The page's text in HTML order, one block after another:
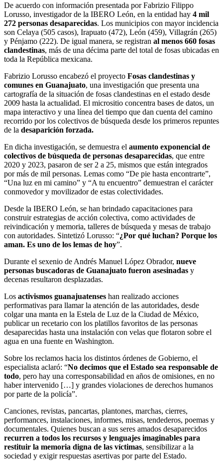
De acuerdo con información presentada por Fabrizio Filippo
Lorusso, investigador de la IBERO León, en la entidad hay 4 mil
272 personas desaparecidas. Los municipios con mayor incidencia
son Celaya (505 casos), Irapuato (472), León (459), Villagrán (265)
y Pénjamo (222). De igual manera, se registran al menos 660 fosas
clandestinas, más de una décima parte del total de fosas ubicadas en
toda la República mexicana.
Fabrizio Lorusso encabezó el proyecto Fosas clandestinas y
comunes en Guanajuato, una investigación que presenta una
cartografía de la situación de fosas clandestinas en el estado desde
2009 hasta la actualidad. El micrositio concentra bases de datos, un
mapa interactivo y una línea del tiempo que dan cuenta del camino
recorrido por los colectivos de búsqueda desde los primeros repuntes
de la desaparición forzada.
En dicha investigación, se demuestra el aumento exponencial de
colectivos de búsqueda de personas desaparecidas, que entre
2020 y 2023, pasaron de ser 2 a 25, mismos que están integrados
por más de mil personas. Lemas como “De pie hasta encontrarte”,
“Una luz en mi camino” y “A tu encuentro” demuestran el carácter
conmovedor y movilizador de estas colectividades.
Desde la IBERO León, se han brindado capacitaciones para
construir estrategias de acción colectiva, como actividades de
reivindicación y memoria, talleres de búsqueda y mesas de trabajo
con autoridades. Sintetizó Lorusso: “¿Por qué luchan? Porque los
aman. Es uno de los lemas de hoy”.
Durante el sexenio de Andrés Manuel López Obrador, nueve
personas buscadoras de Guanajuato fueron asesinadas y
decenas resultaron desplazadas.
Los activismos guanajuatenses han realizado acciones
performativas para llamar la atención de las autoridades, desde
colgar una manta en la Estela de Luz de la Ciudad de México,
publicar un recetario con los platillos favoritos de las personas
desaparecidas hasta una instalación con velas que flotaron sobre el
agua en una fuente en Washington.
Sobre los reclamos hacia los distintos órdenes de Gobierno, el
especialista aclaró: “No decimos que el Estado sea responsable de
todo, pero hay una corresponsabilidad en años de omisiones, en no
haber intervenido […] y grandes violaciones de derechos humanos
por parte de la policía”.
Canciones, revistas, pancartas, plantones, marchas, cierres,
performances, instalaciones, informes, misas, tendederos, poemas y
documentales. Quienes buscan a sus seres amados desaparecidos
recurren a todos los recursos y lenguajes imaginables para
restituir la memoria digna de las víctimas, sensibilizar a la
sociedad y exigir respuestas asertivas por parte del Estado.